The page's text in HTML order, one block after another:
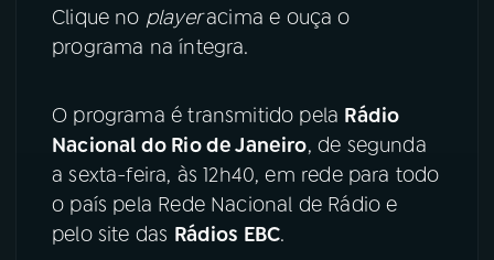
TikTok
Clique no playeracima e ouça o
programa na íntegra.
O programa é transmitido pela Rádio
Nacional do Rio de Janeiro, de segunda
a sexta-feira, às 12h40, em rede para todo
o país pela Rede Nacional de Rádio e
pelo site das Rádios EBC.